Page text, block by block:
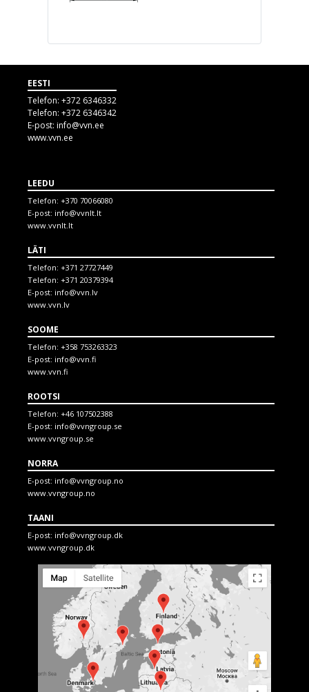
EESTI
Telefon: +372 6346332
Telefon: +372 6346342
E-post: info@vvn.ee
www.vvn.ee
LEEDU
Telefon: +370 70066080
E-post: info@vvnlt.lt
www.vvnlt.lt
LÄTI
Telefon: +371 27727449
Telefon: +371 20379394
E-post: info@vvn.lv
www.vvn.lv
SOOME
Telefon: +358 753263323
E-post: info@vvn.fi
www.vvn.fi
ROOTSI
Telefon: +46 107502388
E-post: info@vvngroup.se
www.vvngroup.se
NORRA
E-post: info@vvngroup.no
www.vvngroup.no
TAANI
E-post: info@vvngroup.dk
www.vvngroup.dk